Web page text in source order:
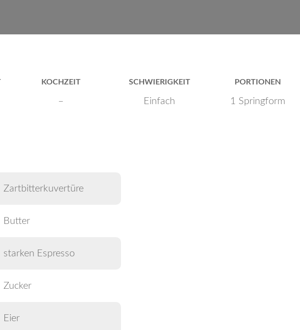
KOCHZEIT
–
SCHWIERIGKEIT
Einfach
PORTIONEN
1 Springform
Zartbitterkuvertüre
Butter
starken Espresso
Zucker
Eier